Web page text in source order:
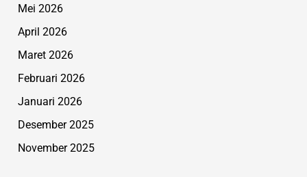
Mei 2026
April 2026
Maret 2026
Februari 2026
Januari 2026
Desember 2025
November 2025